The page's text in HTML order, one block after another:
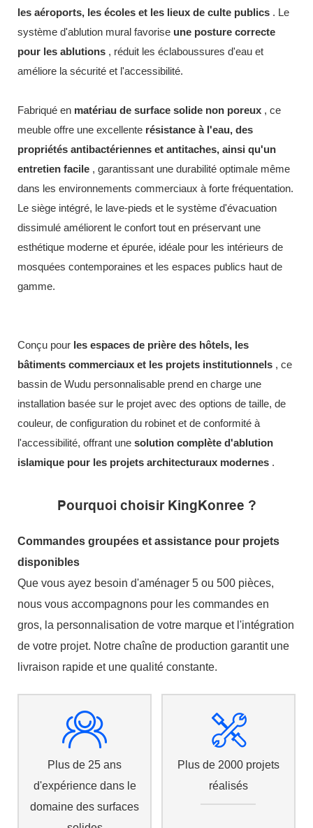
les aéroports, les écoles et les lieux de culte publics . Le
système d'ablution mural favorise une posture correcte
pour les ablutions , réduit les éclaboussures d'eau et
améliore la sécurité et l'accessibilité.
Fabriqué en matériau de surface solide non poreux , ce
meuble offre une excellente résistance à l'eau, des
propriétés antibactériennes et antitaches, ainsi qu'un
entretien facile , garantissant une durabilité optimale même
dans les environnements commerciaux à forte fréquentation.
Le siège intégré, le lave-pieds et le système d'évacuation
dissimulé améliorent le confort tout en préservant une
esthétique moderne et épurée, idéale pour les intérieurs de
mosquées contemporaines et les espaces publics haut de
gamme.
Conçu pour les espaces de prière des hôtels, les
bâtiments commerciaux et les projets institutionnels , ce
bassin de Wudu personnalisable prend en charge une
installation basée sur le projet avec des options de taille, de
couleur, de configuration du robinet et de conformité à
l'accessibilité, offrant une solution complète d'ablution
islamique pour les projets architecturaux modernes .
Pourquoi choisir KingKonree ?
Commandes groupées et assistance pour projets
disponibles
Que vous ayez besoin d'aménager 5 ou 500 pièces,
nous vous accompagnons pour les commandes en
gros, la personnalisation de votre marque et l'intégration
de votre projet. Notre chaîne de production garantit une
livraison rapide et une qualité constante.
Plus de 25 ans
d'expérience dans le
domaine des surfaces
Plus de 2000 projets
réalisés